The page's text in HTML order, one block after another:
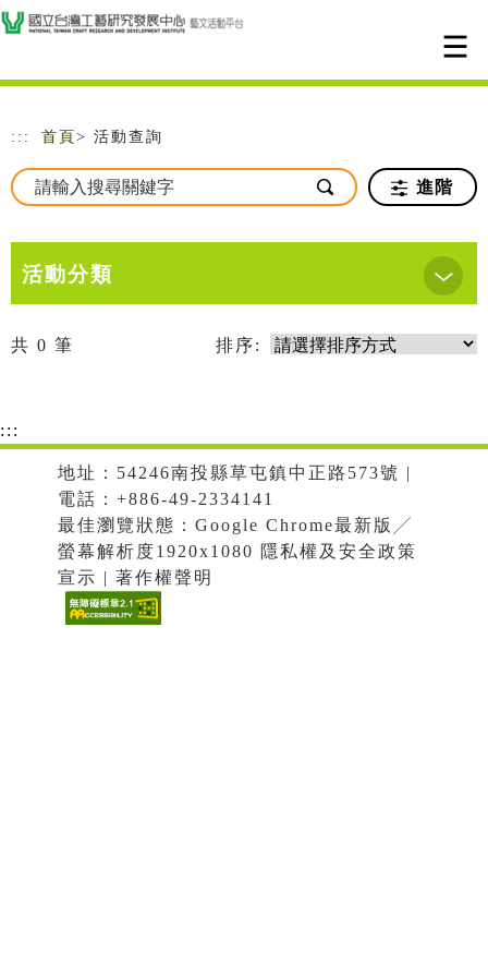
跳到主要內容
網站導覽
::: 首頁 > 活動查詢
進階
活動分類
共 0 筆 排序:
:::
地址：54246南投縣草屯鎮中正路573號 |
電話：+886-49-2334141
最佳瀏覽狀態：Google Chrome最新版╱
螢幕解析度1920x1080 隱私權及安全政策
宣示 | 著作權聲明